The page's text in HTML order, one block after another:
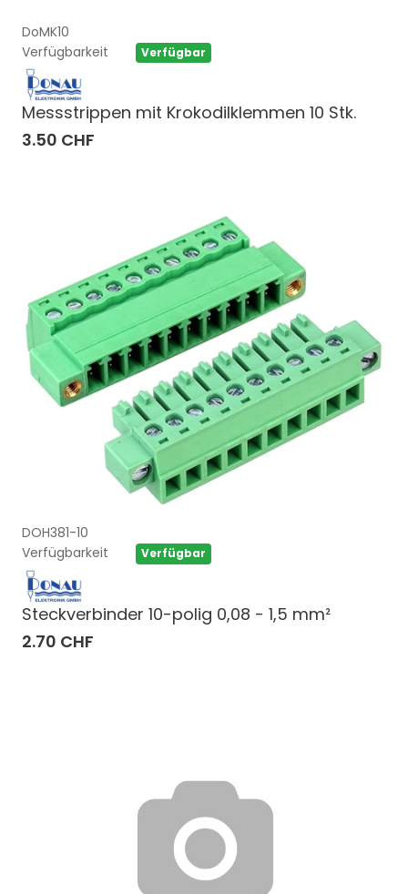
DoMK10
Verfügbarkeit
Verfügbar
Messstrippen mit Krokodilklemmen 10 Stk.
3.50 CHF
DOH381-10
Verfügbarkeit
Verfügbar
Steckverbinder 10-polig 0,08 - 1,5 mm²
2.70 CHF